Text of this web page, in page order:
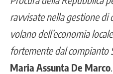
ravvisate nella gestione di
volano dell’economia
fortemente dal compianto
Maria Assunta De Marco